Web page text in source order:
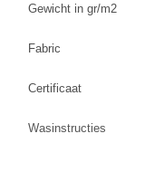
Gewicht in gr/m2
Fabric
Certificaat
Wasinstructies